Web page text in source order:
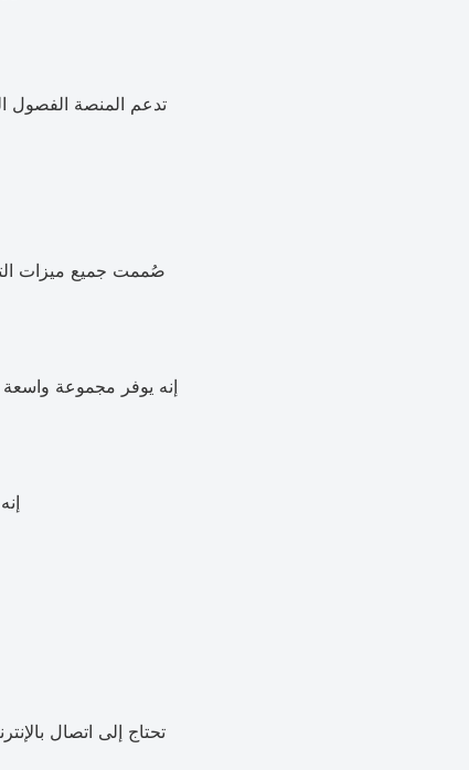
تدعم المنصة الفصول
صُممت جميع ميزات
إنه يوفر مجموعة واسعة
تحتاج إلى اتصال